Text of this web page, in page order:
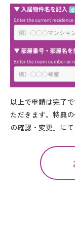
以上で申請は完了
ただきます。特典
の確認・変更」に